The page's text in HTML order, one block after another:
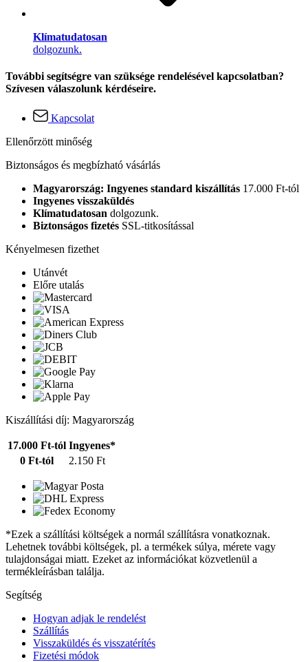
Klímatudatosan
dolgozunk.
További segítségre van szüksége rendelésével kapcsolatban?
Szívesen válaszolunk kérdéseire.
Kapcsolat
Ellenőrzött minőség
Biztonságos és megbízható vásárlás
Magyarország: Ingyenes standard kiszállítás 17.000 Ft-tól
Ingyenes visszaküldés
Klímatudatosan dolgozunk.
Biztonságos fizetés SSL-titkosítással
Kényelmesen fizethet
Utánvét
Előre utalás
Kiszállítási díj: Magyarország
17.000 Ft-tól Ingyenes*
0 Ft-tól
2.150 Ft
*Ezek a szállítási költségek a normál szállításra vonatkoznak.
Lehetnek további költségek, pl. a termékek súlya, mérete vagy
tulajdonságai miatt. Ezeket az információkat közvetlenül a
termékleírásban találja.
Segítség
Hogyan adjak le rendelést
Szállítás
Visszaküldés és visszatérítés
Fizetési módok